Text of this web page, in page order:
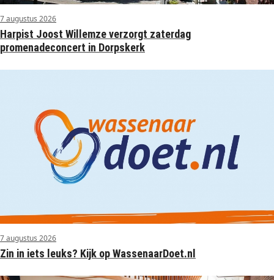
7 augustus 2026
Harpist Joost Willemze verzorgt zaterdag
promenadeconcert in Dorpskerk
7 augustus 2026
Zin in iets leuks? Kijk op WassenaarDoet.nl